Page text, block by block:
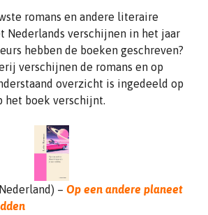
romans en andere literaire
Nederlands verschijnen in het jaar
hebben de boeken geschreven?
verschijnen de romans en op
overzicht is ingedeeld op
het boek verschijnt.
– Op een andere planeet